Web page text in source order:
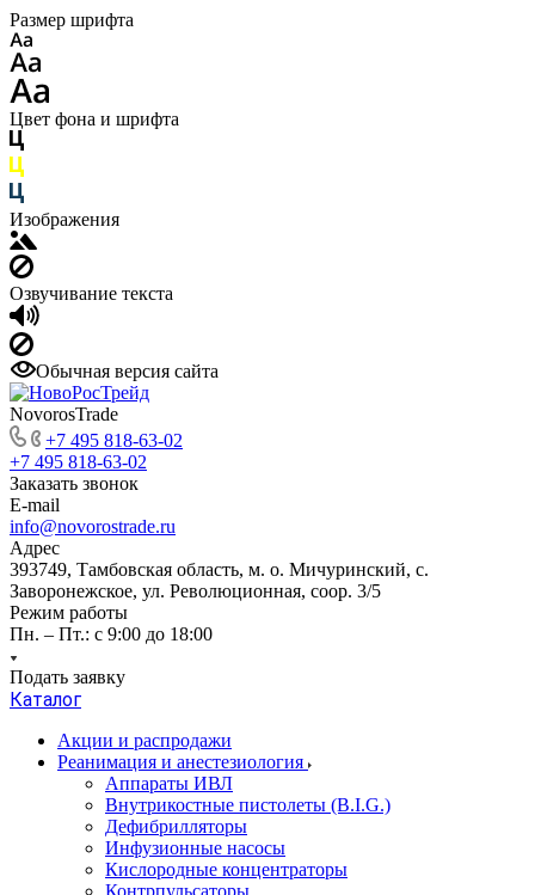
Размер шрифта
Цвет фона и шрифта
Изображения
Озвучивание текста
Обычная версия сайта
NovorosTrade
+7 495 818-63-02
+7 495 818-63-02
Заказать звонок
E-mail
info@novorostrade.ru
Адрес
393749, Тамбовская область, м. о. Мичуринский, с.
Заворонежское, ул. Революционная, соор. 3/5
Режим работы
Пн. – Пт.: с 9:00 до 18:00
Подать заявку
Каталог
Акции и распродажи
Реанимация и анестезиология
Аппараты ИВЛ
Внутрикостные пистолеты (B.I.G.)
Дефибрилляторы
Инфузионные насосы
Кислородные концентраторы
Контрпульсаторы